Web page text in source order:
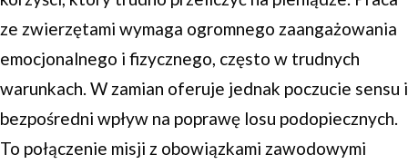
ze zwierzętami wymaga ogromnego zaangażowania
emocjonalnego i fizycznego, często w trudnych
warunkach. W zamian oferuje jednak poczucie sensu i
bezpośredni wpływ na poprawę losu podopiecznych.
To połączenie misji z obowiązkami zawodowymi